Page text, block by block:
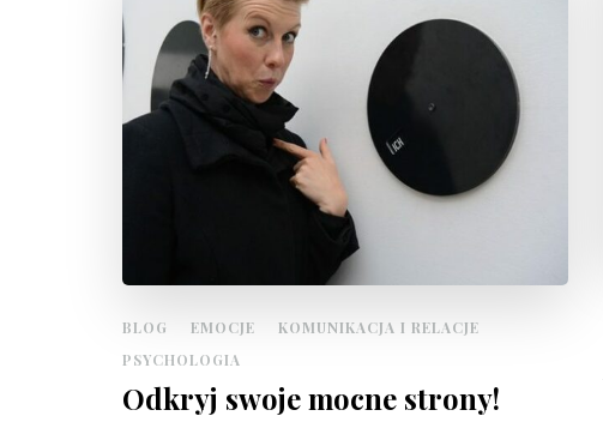
BLOG EMOCJE
KOMUNIKACJA I RELACJE
PSYCHOLOGIA
Odkryj swoje mocne strony!